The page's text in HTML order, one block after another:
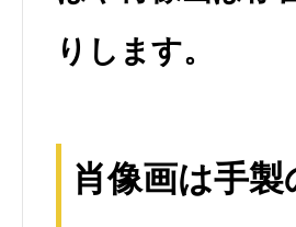
りします。
肖像画は手